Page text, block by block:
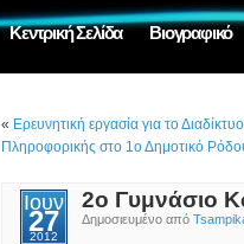
Κεντρική Σελίδα Βιογραφικό
« Ερευνητική εργασία για το
Πληροφορικής στο 1ο Δημοτικό
Ιουν
27
2012
2ο Γυμνάσιο
Δημοσιευμένο από